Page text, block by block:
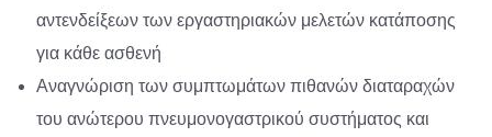
αντενδείξεων των εργαστηριακών μελετών κατάποσης
για κάθε ασθενή
Αναγνώριση των συμπτωμάτων πιθανών διαταραχών
του ανώτερου πνευμονογαστρικού συστήματος και